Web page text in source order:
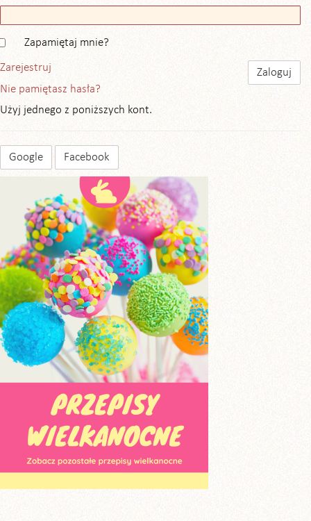
Zapamiętaj mnie?
Zarejestruj
Nie pamiętasz hasła?
Użyj jednego z poniższych kont.
Google Facebook